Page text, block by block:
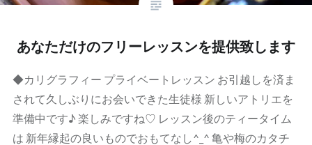
あなただけのフリーレッスンを提供致します
◆カリグラフィー プライベートレッスン お引越しを済ま
されて久しぶりにお会いできた生徒様 新しいアトリエを
準備中です♪ 楽しみですね♡ レッスン後のティータイム
は 新年縁起の良いものでおもてなし^_^ 亀や梅のカタチ